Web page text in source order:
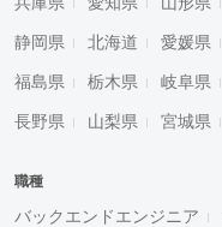
静岡県 北海道 愛媛県
福島県 栃木県 岐阜県
長野県 山梨県 宮城県
職種
バックエンドエンジニア